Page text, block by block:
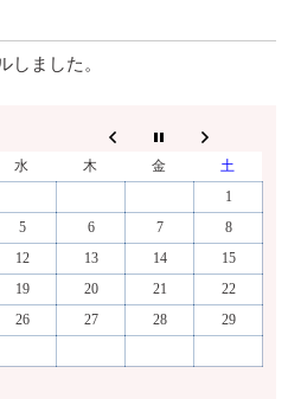
しました。
水 木 金
土
1
5 6 7
8
12 13 14
15
19 20 21
22
26 27 28
29